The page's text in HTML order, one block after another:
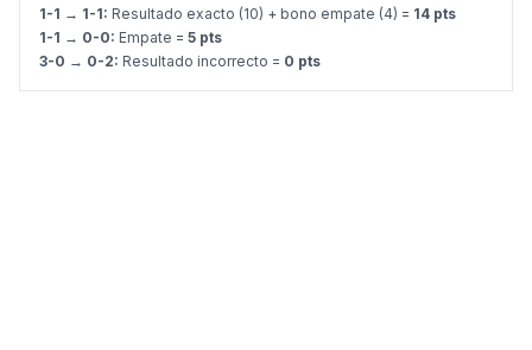
1-1 → 1-1: Resultado exacto (10) + bono empate (4) = 14 pts
1-1 → 0-0: Empate = 5 pts
3-0 → 0-2: Resultado incorrecto = 0 pts